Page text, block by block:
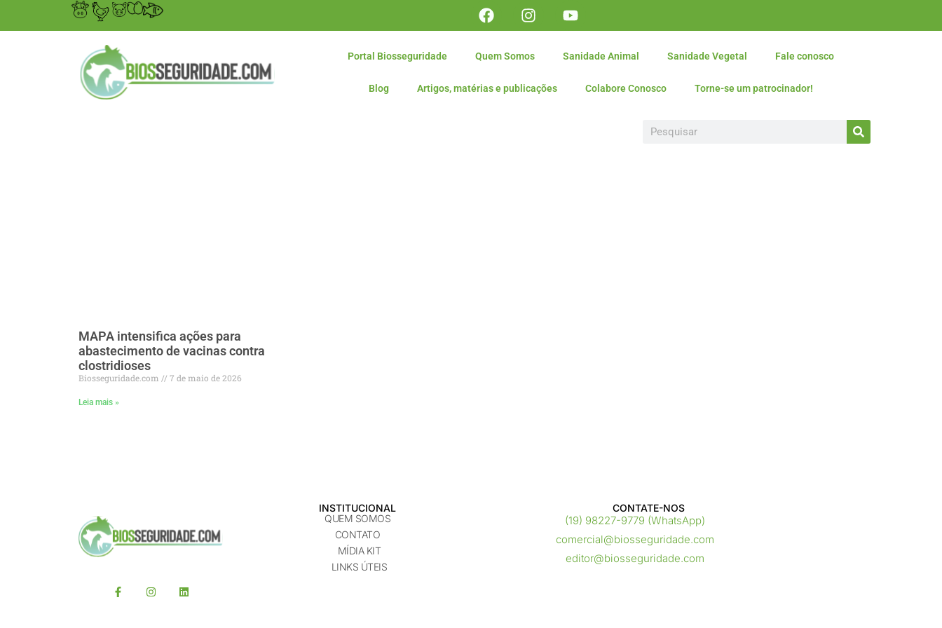
Portal Biosseguridade Quem Somos Sanidade Animal Sanidade Vegetal Fale conosco
Blog Artigos, matérias e publicações Colabore Conosco Torne-se um patrocinador!
MAPA intensifica ações para
abastecimento de vacinas contra
clostridioses
Biosseguridade.com 7 de maio de 2026
Leia mais »
INSTITUCIONAL
QUEM SOMOS
CONTATO
MÍDIA KIT
LINKS ÚTEIS
CONTATE-NOS ​
(19) 98227-9779 (WhatsApp)
comercial@biosseguridade.com
editor@biosseguridade.com